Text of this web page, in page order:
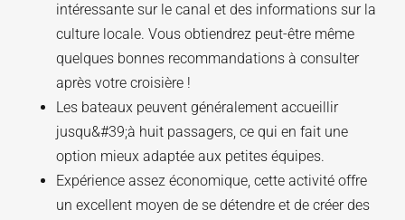
intéressante sur le canal et des informations sur la
culture locale. Vous obtiendrez peut-être même
quelques bonnes recommandations à consulter
après votre croisière !
Les bateaux peuvent généralement accueillir
jusqu&#39;à huit passagers, ce qui en fait une
option mieux adaptée aux petites équipes.
Expérience assez économique, cette activité offre
un excellent moyen de se détendre et de créer des